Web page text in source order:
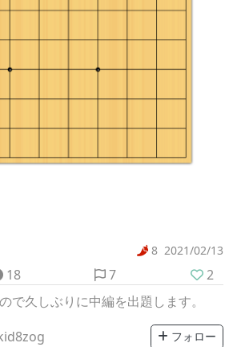
8 2021/02/13
18 7
2
で久しぶりに中編を出題します。
フォロー